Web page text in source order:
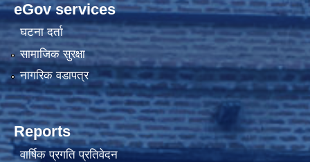
eGov services
घटना दर्ता
सामाजिक सुरक्षा
नागरिक वडापत्र
Reports
वार्षिक प्रगति प्रतिवेदन